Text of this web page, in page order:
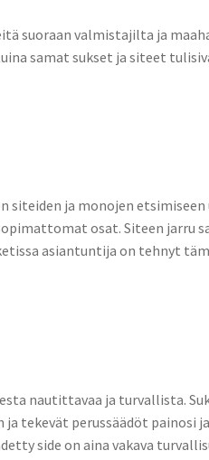
suoraan valmistajilta ja
samat sukset ja siteet
siteiden ja monojen
osat. Siteen jarru
asiantuntija on tehnyt
nautittavaa ja turvallista.
tekevät perussäädöt painosi
side on aina vakava